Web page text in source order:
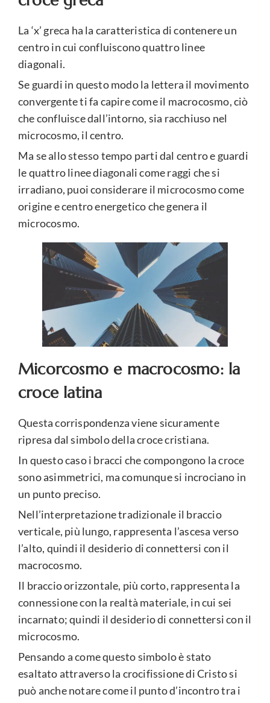
La ‘x’ greca ha la caratteristica di contenere un
centro in cui confluiscono quattro linee
diagonali.
Se guardi in questo modo la lettera il movimento
convergente ti fa capire come il macrocosmo, ciò
che confluisce dall’intorno, sia racchiuso nel
microcosmo, il centro.
Ma se allo stesso tempo parti dal centro e guardi
le quattro linee diagonali come raggi che si
irradiano, puoi considerare il microcosmo come
origine e centro energetico che genera il
microcosmo.
Micorcosmo e macrocosmo: la
croce latina
Questa corrispondenza viene sicuramente
ripresa dal simbolo della croce cristiana.
In questo caso i bracci che compongono la croce
sono asimmetrici, ma comunque si incrociano in
un punto preciso.
Nell’interpretazione tradizionale il braccio
verticale, più lungo, rappresenta l’ascesa verso
l’alto, quindi il desiderio di connettersi con il
macrocosmo.
Il braccio orizzontale, più corto, rappresenta la
connessione con la realtà materiale, in cui sei
incarnato; quindi il desiderio di connettersi con il
microcosmo.
Pensando a come questo simbolo è stato
esaltato attraverso la crocifissione di Cristo si
può anche notare come il punto d’incontro tra i